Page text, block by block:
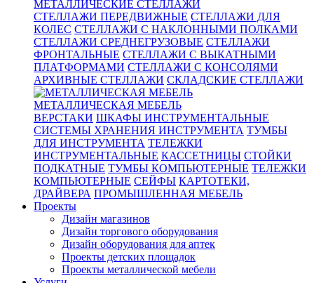
МЕТАЛЛИЧЕСКИЕ СТЕЛЛАЖИ
СТЕЛЛАЖИ ПЕРЕДВИЖНЫЕ СТЕЛЛАЖИ ДЛЯ
КОЛЕС СТЕЛЛАЖИ С НАКЛОННЫМИ ПОЛКАМИ
СТЕЛЛАЖИ СРЕДНЕГРУЗОВЫЕ СТЕЛЛАЖИ
ФРОНТАЛЬНЫЕ СТЕЛЛАЖИ С ВЫКАТНЫМИ
ПЛАТФОРМАМИ СТЕЛЛАЖИ С КОНСОЛЯМИ
АРХИВНЫЕ СТЕЛЛАЖИ СКЛАДСКИЕ СТЕЛЛАЖИ
МЕТАЛЛИЧЕСКАЯ МЕБЕЛЬ
ВЕРСТАКИ ШКАФЫ ИНСТРУМЕНТАЛЬНЫЕ
СИСТЕМЫ ХРАНЕНИЯ ИНСТРУМЕНТА ТУМБЫ
ДЛЯ ИНСТРУМЕНТА ТЕЛЕЖКИ
ИНСТРУМЕНТАЛЬНЫЕ КАССЕТНИЦЫ СТОЙКИ
ПОДКАТНЫЕ ТУМБЫ КОМПЬЮТЕРНЫЕ ТЕЛЕЖКИ
КОМПЬЮТЕРНЫЕ СЕЙФЫ КАРТОТЕКИ,
ДРАЙВЕРА ПРОМЫШЛЕННАЯ МЕБЕЛЬ
Проекты
Дизайн магазинов
Дизайн торгового оборудования
Дизайн оборудования для аптек
Проекты детских площадок
Проекты металлической мебели